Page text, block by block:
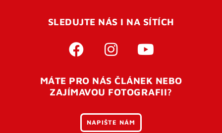
Pro úspěšné dokončení registrace je potřeba
vaší e-mailovouadresu. Po úspěšném odeslání
otevření tohoto odkazu se váš účet ověří a můžete se
přihlásit. Nezapomeňte zkontrolovat složku SPAM ve
SLEDUJTE NÁS I NA SÍTÍCH
MÁTE PRO NÁS ČLÁNEK NEBO
ZAJÍMAVOU FOTOGRAFII?
NAPIŠTE NÁM